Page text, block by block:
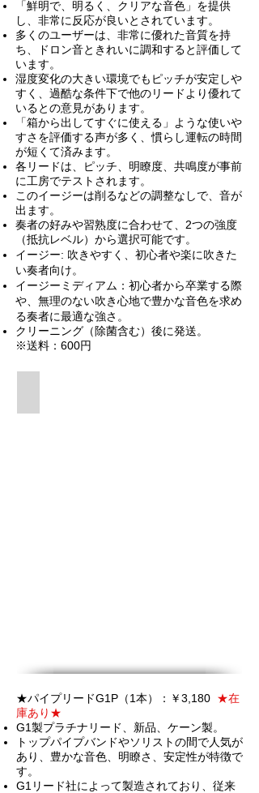
「鮮明で、明るく、クリアな音色」を提供
し、非常に反応が良いとされています。
多くのユーザーは、非常に優れた音質を持
ち、ドロン音ときれいに調和すると評価して
います。
湿度変化の大きい環境でもピッチが安定しや
すく、過酷な条件下で他のリードより優れて
いるとの意見があります。
「箱から出してすぐに使える」ような使いや
すさを評価する声が多く、慣らし運転の時間
が短くて済みます。
各リードは、ピッチ、明瞭度、共鳴度が事前
に工房でテストされます。
このイージーは削るなどの調整なしで、 音が
出ます。
奏者の好みや習熟度に合わせて、2つの強度
（抵抗レベル）から選択可能です。
イージー: 吹きやすく、初心者や楽に吹きた
い奏者向け。
​イージーミディアム：初心者から卒業する際
や、無理のない吹き心地で豊かな音色を求め
る奏者に最適な強さ。
クリーニング（除菌含む）後に発送。
※送料：600円
★パイプリードG1P（1本）：￥3,180 ★在
庫あり★
G1製プラチナ リード 、新品、 ケーン製。
トップパイプバンドやソリストの間で人気が
あり、豊かな音色、明瞭さ、安定性が特徴で
す。
G1リード社によって製造されており、従来